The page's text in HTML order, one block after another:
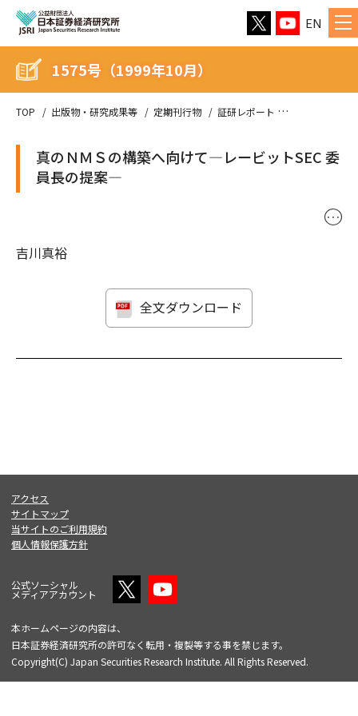
EN
TOP 出版物・研究成果等 定期刊行物 証研レポート
1575号（1999年10月）
真のＮＭＳの構築へ向けて―レービットSEC 委
員長の提案―
･･･
吉川真裕
全文ダウンロード
アクセス
サイトマップ
当サイトのご利用規約
個人情報保護方針
公式ソーシャル
メディアアカウント
本ホームページの内容は、
日本証券経済研究所の許可なく転用・複製等する事を禁じます。
Copyright(C) Japan Securities Research Institute. All Rights Reserved.